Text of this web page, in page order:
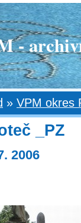
-
» VPM okres
_PZ
2006